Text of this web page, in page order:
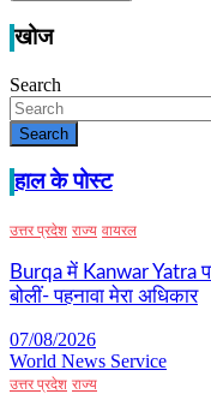
खोज
Search
Search
हाल के पोस्ट
उत्तर प्रदेश राज्य वायरल
Burqa में Kanwar Yatra
बोलीं- पहनावा मेरा अधिकार
07/08/2026
World News Service
उत्तर प्रदेश राज्य